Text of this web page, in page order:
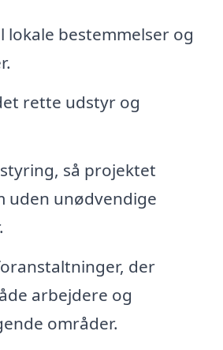
lokale bestemmelser og
rette udstyr og
så projektet
uden unødvendige
der
arbejdere og
områder.